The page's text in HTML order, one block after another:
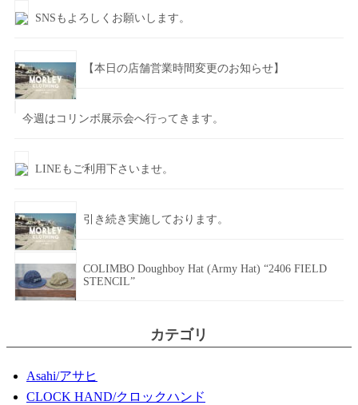
SNSもよろしくお願いします。
【本日の店舗営業時間変更のお知らせ】
今週はコリンボ展示会へ行ってきます。
LINEもご利用下さいませ。
引き続き実施しております。
COLIMBO Doughboy Hat (Army Hat) “2406 FIELD
STENCIL”
カテゴリ
Asahi/アサヒ
CLOCK HAND/クロックハンド